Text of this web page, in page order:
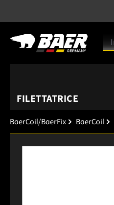
FILETTATRICE
BaerCoil/BaerFix BaerCoil